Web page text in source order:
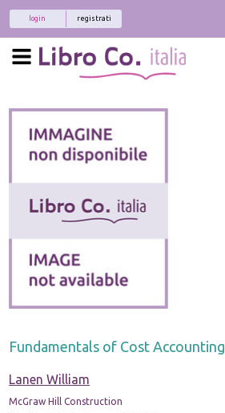
registrati
login
Fundamentals of Cost Accounting
Lanen William
McGraw Hill Construction